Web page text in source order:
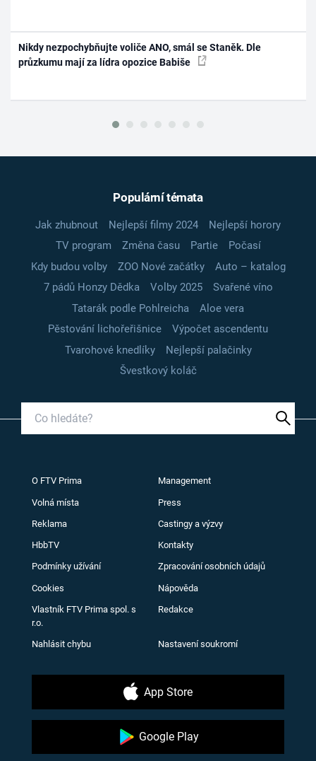
Nikdy nezpochybňujte voliče ANO, smál se Staněk. Dle
průzkumu mají za lídra opozice Babiše
Populární témata
Jak zhubnout Nejlepší filmy 2024
Nejlepší horory
TV program
Změna času Partie
Počasí
Kdy budou volby
ZOO Nové začátky
Auto – katalog
7 pádů Honzy Dědka
Volby 2025
Svařené víno
Tatarák podle Pohlreicha
Aloe vera
Pěstování lichořeřišnice
Výpočet ascendentu
Tvarohové knedlíky
Nejlepší palačinky
Švestkový koláč
O FTV Prima Management
Volná místa Press
Reklama Castingy a výzvy
HbbTV Kontakty
Podmínky užívání Zpracování osobních údajů
Cookies Nápověda
Vlastník FTV Prima spol. s
r.o.
Redakce
Nahlásit chybu Nastavení soukromí
App Store
Google Play